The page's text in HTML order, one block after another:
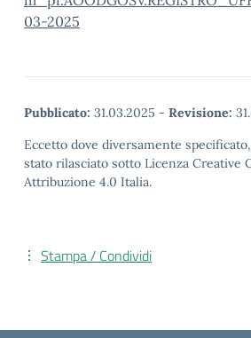
03-2025
Pubblicato: 31.03.2025 - Revisione:
Eccetto dove diversamente
stato rilasciato sotto Licenza Creative
Attribuzione 4.0 Italia.
Stampa / Condividi